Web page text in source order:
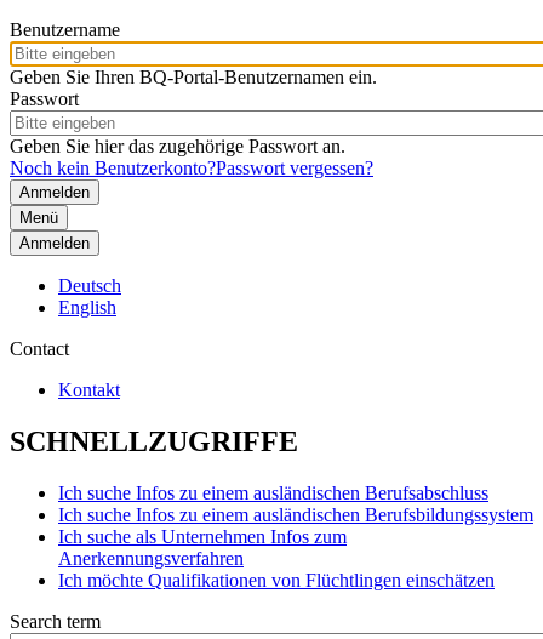
Benutzername
Geben Sie Ihren BQ-Portal-Benutzernamen ein.
Passwort
Geben Sie hier das zugehörige Passwort an.
Noch kein Benutzerkonto?Passwort vergessen?
Menü
Anmelden
Deutsch
English
Contact
Kontakt
SCHNELLZUGRIFFE
Ich suche Infos zu einem ausländischen Berufsabschluss
Ich suche Infos zu einem ausländischen Berufsbildungssystem
Ich suche als Unternehmen Infos zum
Anerkennungsverfahren
Ich möchte Qualifikationen von Flüchtlingen einschätzen
Search term